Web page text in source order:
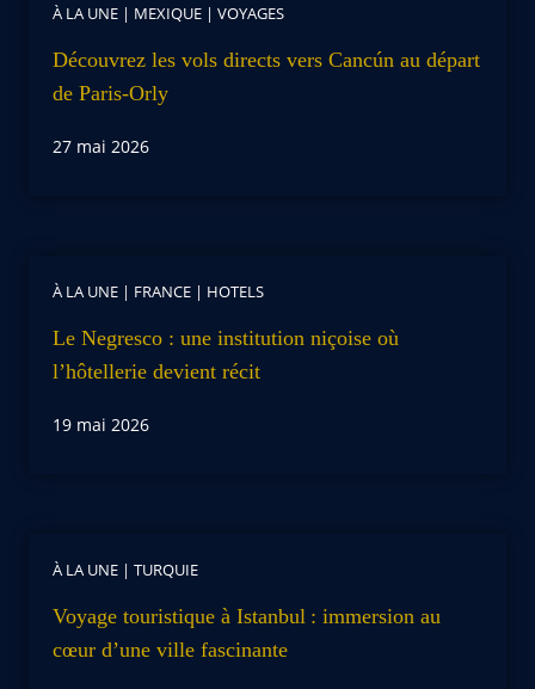
À LA UNE | MEXIQUE | VOYAGES
Découvrez les vols directs vers Cancún au départ
de Paris-Orly
27 mai 2026
À LA UNE | FRANCE | HOTELS
Le Negresco : une institution niçoise où
l’hôtellerie devient récit
19 mai 2026
À LA UNE | TURQUIE
Voyage touristique à Istanbul : immersion au
cœur d’une ville fascinante